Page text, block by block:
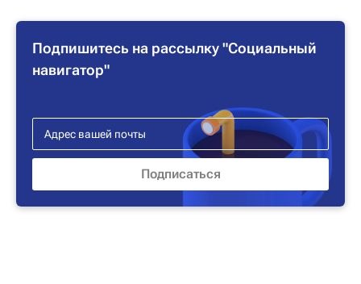
Подпишитесь на рассылку "Социальный
навигатор"